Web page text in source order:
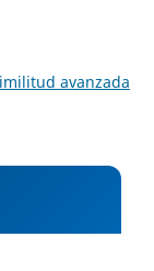
avanzada